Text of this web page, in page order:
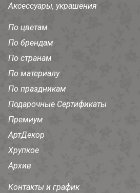
Аксессуары, украшения
По цветам
По брендам
По странам
По материалу
По праздникам
Подарочные Сертификаты
Премиум
АртДекор
Хрупкое
Архив
Контакты и график